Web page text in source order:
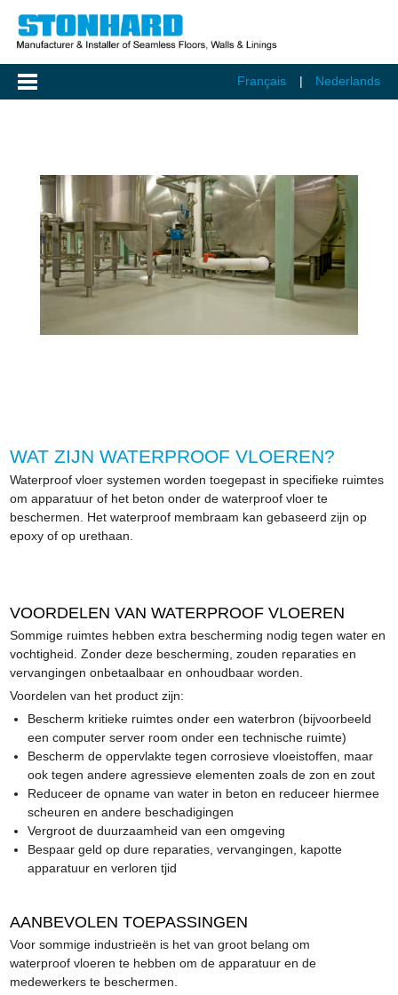
Français Nederlands
WAT ZIJN WATERPROOF VLOEREN?
Waterproof vloer systemen worden toegepast in specifieke ruimtes
om apparatuur of het beton onder de waterproof vloer te
beschermen. Het waterproof membraam kan gebaseerd zijn op
epoxy of op urethaan.
VOORDELEN VAN WATERPROOF VLOEREN
Sommige ruimtes hebben extra bescherming nodig tegen water en
vochtigheid. Zonder deze bescherming, zouden reparaties en
vervangingen onbetaalbaar en onhoudbaar worden.
Voordelen van het product zijn:
Bescherm kritieke ruimtes onder een waterbron (bijvoorbeeld
een computer server room onder een technische ruimte)
Bescherm de oppervlakte tegen corrosieve vloeistoffen, maar
ook tegen andere agressieve elementen zoals de zon en zout
Reduceer de opname van water in beton en reduceer hiermee
scheuren en andere beschadigingen
Vergroot de duurzaamheid van een omgeving
Bespaar geld op dure reparaties, vervangingen, kapotte
apparatuur en verloren tjid
AANBEVOLEN TOEPASSINGEN
Voor sommige industrieën is het van groot belang om
waterproof vloeren te hebben om de apparatuur en de
medewerkers te beschermen.